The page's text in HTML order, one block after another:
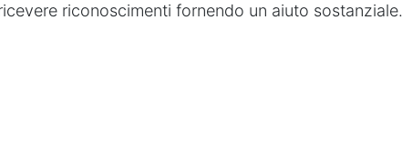
riconoscimenti fornendo un aiuto sostanziale.